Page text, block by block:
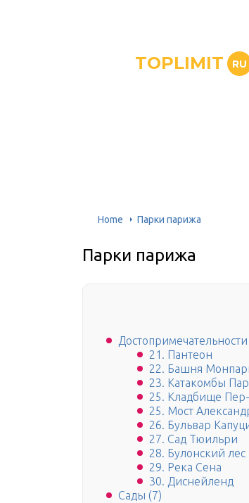
TOPLIMIT RU
Home Парки парижа
Парки парижа
21. Пантеон
22. Башня
23. Катакомбы
25. Кладбище
25. Мост
26. Бульвар
27. Сад Тюильри
28. Булонский лес
29. Река Сена
30. Диснейленд
Сады (7)